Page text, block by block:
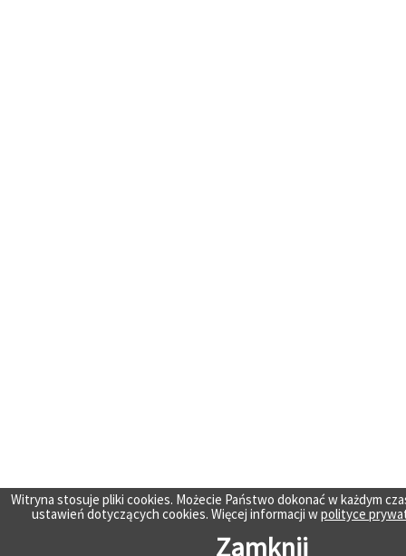
Witryna stosuje pliki cookies. Możecie Państwo dokonać w każdym
ustawień dotyczących cookies. Więcej informacji wpolityce
Zamknij